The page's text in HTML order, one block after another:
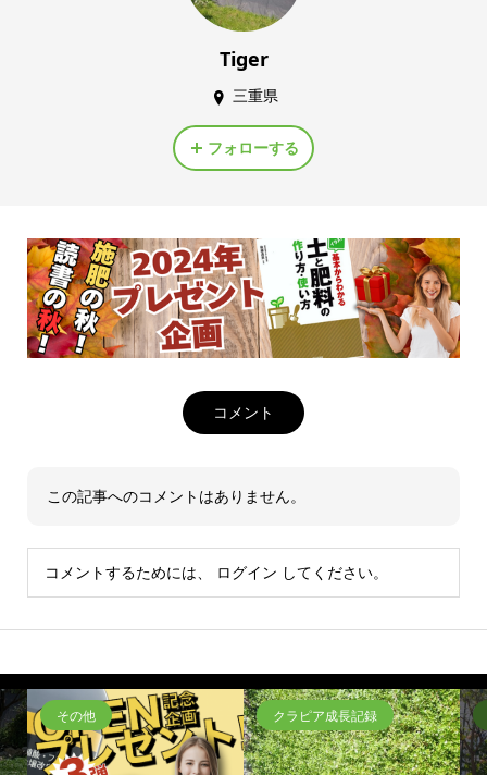
Tiger
三重県
フォローする
コメント
この記事へのコメントはありません。
コメントするためには、 ログイン してください。
その他 クラピア成長記録